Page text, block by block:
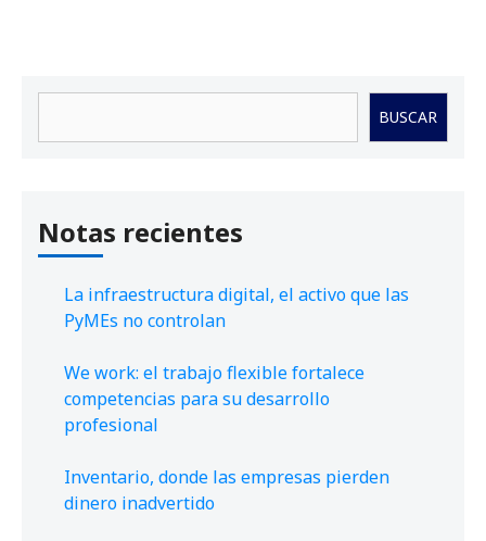
BUSCAR
Notas recientes
La infraestructura digital, el activo que las
PyMEs no controlan
We work: el trabajo flexible fortalece
competencias para su desarrollo
profesional
Inventario, donde las empresas pierden
dinero inadvertido